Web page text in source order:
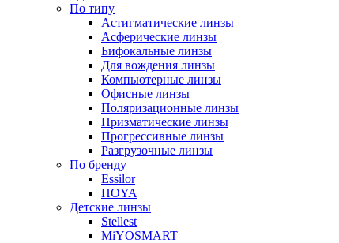
По типу
Астигматические линзы
Асферические линзы
Бифокальные линзы
Для вождения линзы
Компьютерные линзы
Офисные линзы
Поляризационные линзы
Призматические линзы
Прогрессивные линзы
Разгрузочные линзы
По бренду
Essilor
HOYA
Детские линзы
Stellest
MiYOSMART